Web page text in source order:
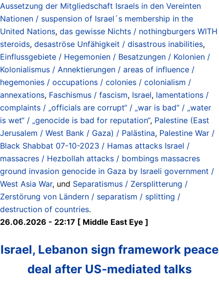
Aussetzung der Mitgliedschaft Israels in den Vereinten
Nationen / suspension of Israel´s membership in the
United Nations, das gewisse Nichts / nothingburgers WITH
steroids, desaströse Unfähigkeit / disastrous inabilities,
Einflussgebiete / Hegemonien / Besatzungen / Kolonien /
Kolonialismus / Annektierungen / areas of influence /
hegemonies / occupations / colonies / colonialism /
annexations, Faschismus / fascism, Israel, lamentations /
complaints / „officials are corrupt“ / „war is bad“ / „water
is wet“ / „genocide is bad for reputation“, Palestine (East
Jerusalem / West Bank / Gaza) / Palästina, Palestine War /
Black Shabbat 07-10-2023 / Hamas attacks Israel /
massacres / Hezbollah attacks / bombings massacres
ground invasion genocide in Gaza by Israeli government /
West Asia War, und Separatismus / Zersplitterung /
Zerstörung von Ländern / separatism / splitting /
destruction of countries.
26.06.2026 - 22:17 [ Middle East Eye ]
Israel, Lebanon sign framework peace
deal after US-mediated talks